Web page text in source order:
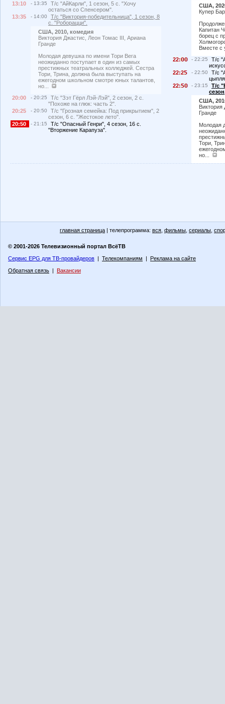
13:10
- 13:35
Т/с "АйКарли", 1 сезон, 5 с. "Хочу
остаться со Спенсером".
13:35
- 14:00
Т/с "Виктория-победительница", 1 сезон, 8
с. "Роборацци".
США, 2010, комедия
Виктория Джастис, Леон Томас III, Ариана
Гранде
Молодая девушка по имени Тори Вега
неожиданно поступает в один из самых
престижных театральных колледжей. Сестра
Тори, Трина, должна была выступать на
ежегодном школьном смотре юных талантов,
но...
20:00
- 20:25
Т/с "Зэт Гёрл Лэй-Лэй", 2 сезон, 2 с.
"Похоже на глюк: часть 2".
20:25
- 20:50
Т/с "Грозная семейка: Под прикрытием", 2
сезон, 6 с. "Жестокое лето".
20:50
- 21:15
Т/с "Опасный Генри", 4 сезон, 16 с.
"Вторжение Карапуза".
США,
Купер
Капитан
борец с
Вместе с
22:
- 22:25
Т/с
22:2
- 22:50
Т/с
22:
- 23:15
Т/с
США,
Гранде
Молодая
Тори,
но...
главная страница | телепрограмма: вся фильмы сериалы
© 2001-2026 Телевизионный портал ВсёТВ
Сервис EPG для ТВ-провайдеров | Телекомпаниям | Реклама на сайте
Обратная связь | Вакансии